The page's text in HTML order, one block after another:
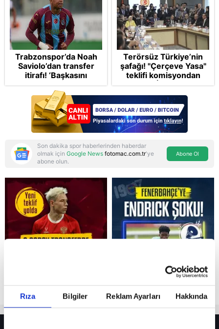
Rıza Bilgiler Reklam Ayarları Hakkında
Reddet
Trabzonspor’da Noah
Saviolo’dan transfer
itirafı! ‘Başkasını
izlemeye geldi’
Terörsüz Türkiye’nin
şafağı! "Çerçeve Yasa"
teklifi komisyondan
geçti: İP ve Yeni
Parti'den provokasyon
Son dakika spor haberlerinden haberdar
olmak için Google News fotomac.com.tr'ye
abone olun.
Abone Ol